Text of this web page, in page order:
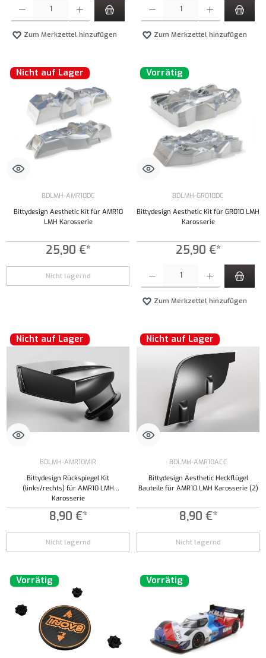
Zum Merkzettel hinzufügen Zum Merkzettel hinzufügen
Nicht auf Lager
BDLMH-AMR10DC
Bittydesign Aesthetic Kit für AMR10
LMH Karosserie
25,90 €*
Nicht lagernd
Vorrätig
BDLMH-GR010DC
Bittydesign Aesthetic Kit für GR010 LMH
Karosserie
25,90 €*
Zum Merkzettel hinzufügen
Nicht auf Lager
BDLMH-AMR10MIR
Bittydesign Rückspiegel Kit
(links/rechts) für AMR10 LMH
Karosserie
8,90 €*
Nicht lagernd
Nicht auf Lager
BDLMH-AMR10ACC
Bittydesign Aesthetic Heckflügel
Bauteile für AMR10 LMH Karosserie (2)
8,90 €*
Nicht lagernd
Vorrätig Vorrätig